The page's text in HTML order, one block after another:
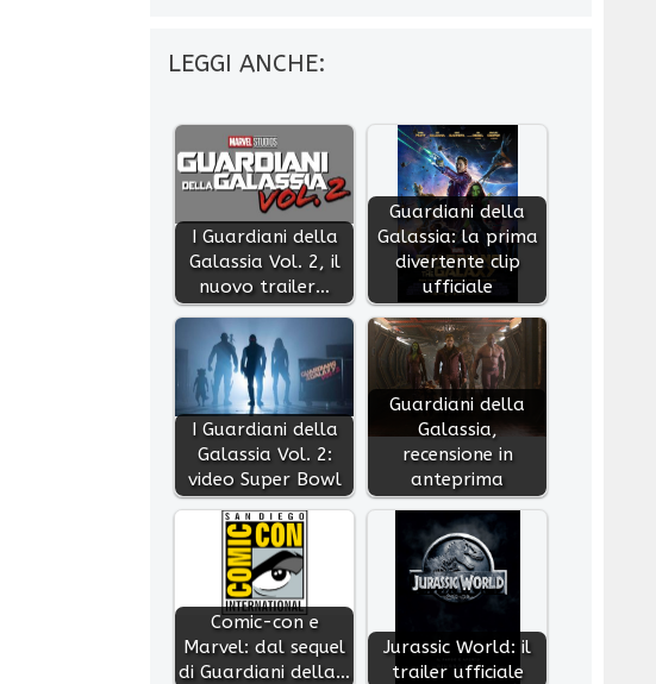
LEGGI ANCHE:
I Guardiani della
Galassia Vol. 2, il
nuovo trailer…
Guardiani della
Galassia: la prima
divertente clip
ufficiale
I Guardiani della
Galassia Vol. 2:
video Super Bowl
Guardiani della
Galassia,
recensione in
anteprima
Comic-con e
Marvel: dal sequel
di Guardiani della…
Jurassic World: il
trailer ufficiale